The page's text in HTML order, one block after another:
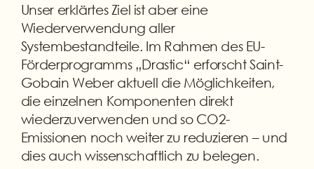
Unser erklärtes Ziel ist aber eine
Wiederverwendung aller
Systembestandteile. Im Rahmen des EU-
Förderprogramms „Drastic“ erforscht Saint-
Gobain Weber aktuell die Möglichkeiten,
die einzelnen Komponenten direkt
wiederzuverwenden und so CO2-
Emissionen noch weiter zu reduzieren – und
dies auch wissenschaftlich zu belegen.